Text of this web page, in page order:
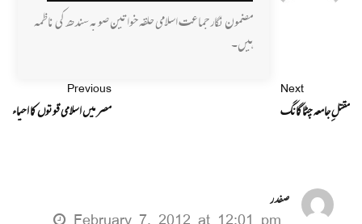
مضمون نگار جماعت اسلامی حلقہ خواتین صوبہ سندھ کی ناظمہ
ہیں۔
Previous
مصر میں اسلامی قوتوں کا احیاء
Next
مقتلِ جامعہ چٹاگانگ
صفدر